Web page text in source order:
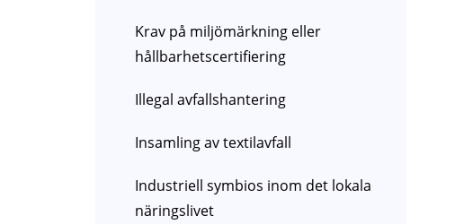
Krav på miljömärkning eller
hållbarhetscertifiering
Illegal avfallshantering
Insamling av textilavfall
Industriell symbios inom det lokala
näringslivet